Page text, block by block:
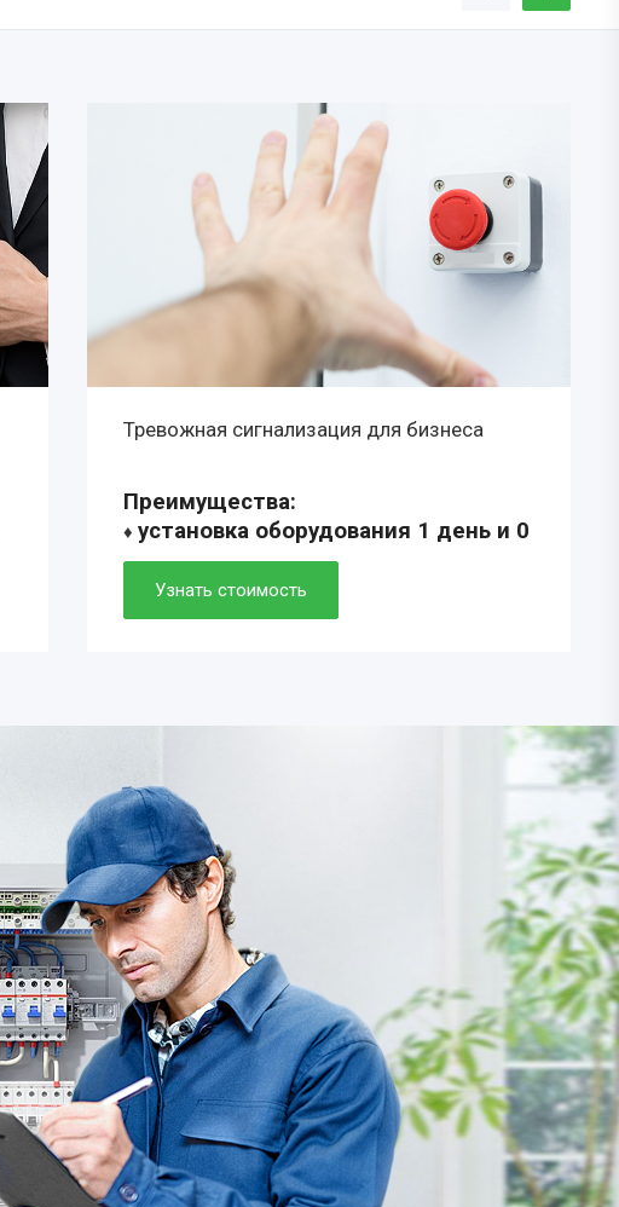
Тревожная сигнализация для бизнеса
Преимущества:
♦ установка оборудования 1 день и 0
рублей
♦ скорость прибытия ГБР 5-7 минут
♦ удобное мобильное приложение
Узнать стоимость